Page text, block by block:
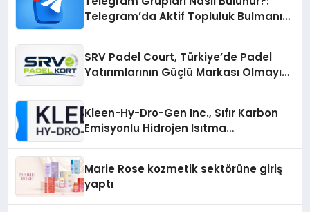
Telegram’da Aktif Topluluk Bulmanın
SRV Padel Court, Türkiye’de Padel
Yatırımlarının Güçlü Markası Olmayı
Kleen-Hy-Dro-Gen Inc., Sıfır Karbon
Emisyonlu Hidrojen Isıtma
Marie Rose kozmetik sektörüne giriş
yaptı